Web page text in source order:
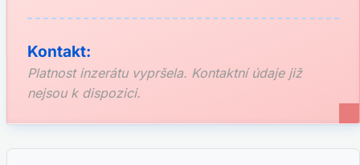
Kontakt:
Platnost inzerátu vypršela. Kontaktní údaje již
nejsou k dispozici.